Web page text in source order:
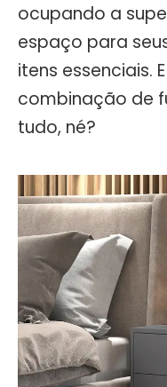
ocupando a
espaço para
itens essenciais.
combinação de
tudo, né?